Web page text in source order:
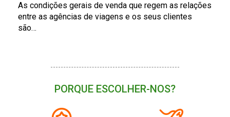
As condições gerais de venda que regem as relações
entre as agências de viagens e os seus clientes
são…
PORQUE ESCOLHER-NOS?